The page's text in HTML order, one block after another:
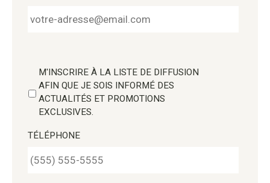
M'INSCRIRE À LA LISTE DE DIFFUSION
AFIN QUE JE SOIS INFORMÉ DES
ACTUALITÉS ET PROMOTIONS
EXCLUSIVES.
TÉLÉPHONE